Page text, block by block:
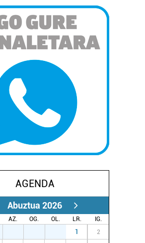
AGENDA
Abuztua 2026
AZ. OG. OL. LR.
IG.
1 2